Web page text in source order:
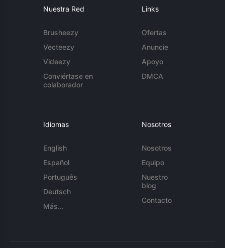
Nuestra Red
Brusheezy
Vecteezy
Videezy
Conviértase en
colaborador
Links
Ofertas
Anuncie
Apoyo
DMCA
Idiomas
English
Español
Português
Deutsch
Más...
Nosotros
Nosotros
Equipo
Nuestro
blog
Contacto